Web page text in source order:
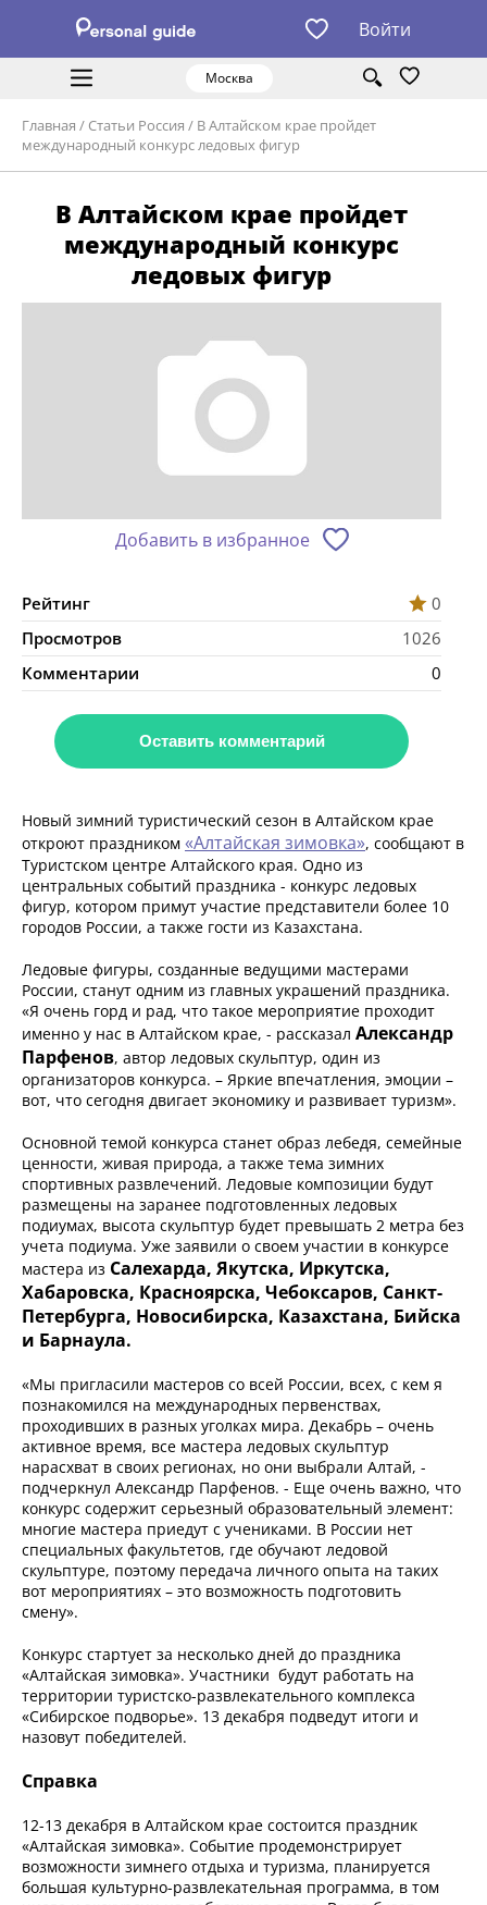
Войти
Москва
Главная / Статьи Россия / В Алтайском крае пройдет
международный конкурс ледовых фигур
В Алтайском крае пройдет
международный конкурс
ледовых фигур
Добавить в избранное
Рейтинг
0
Просмотров
1026
Комментарии
0
Оставить комментарий
Новый зимний туристический сезон в Алтайском крае
откроют праздником «Алтайская зимовка», сообщают в
Туристском центре Алтайского края. Одно из
центральных событий праздника - конкурс ледовых
фигур, котором примут участие представители более 10
городов России, а также гости из Казахстана.
Ледовые фигуры, созданные ведущими мастерами
России, станут одним из главных украшений праздника.
«Я очень горд и рад, что такое мероприятие проходит
именно у нас в Алтайском крае, - рассказал Александр
Парфенов, автор ледовых скульптур, один из
организаторов конкурса. – Яркие впечатления, эмоции –
вот, что сегодня двигает экономику и развивает туризм».
Основной темой конкурса станет образ лебедя, семейные
ценности, живая природа, а также тема зимних
спортивных развлечений. Ледовые композиции будут
размещены на заранее подготовленных ледовых
подиумах, высота скульптур будет превышать 2 метра без
учета подиума. Уже заявили о своем участии в конкурсе
мастера из Салехарда, Якутска, Иркутска,
Хабаровска, Красноярска, Чебоксаров, Санкт-
Петербурга, Новосибирска, Казахстана, Бийска
и Барнаула.
«Мы пригласили мастеров со всей России, всех, с кем я
познакомился на международных первенствах,
проходивших в разных уголках мира. Декабрь – очень
активное время, все мастера ледовых скульптур
нарасхват в своих регионах, но они выбрали Алтай, -
подчеркнул Александр Парфенов. - Еще очень важно, что
конкурс содержит серьезный образовательный элемент:
многие мастера приедут с учениками. В России нет
специальных факультетов, где обучают ледовой
скульптуре, поэтому передача личного опыта на таких
вот мероприятиях – это возможность подготовить
смену».
Конкурс стартует за несколько дней до праздника
«Алтайская зимовка». Участники будут работать на
территории туристско-развлекательного комплекса
«Сибирское подворье». 13 декабря подведут итоги и
назовут победителей.
Справка
12-13 декабря в Алтайском крае состоится праздник
«Алтайская зимовка». Событие продемонстрирует
возможности зимнего отдыха и туризма, планируется
большая культурно-развлекательная программа, в том